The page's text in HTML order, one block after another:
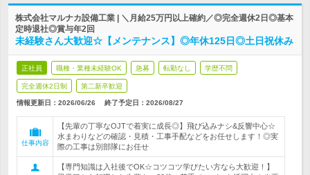
株式会社マルナカ設備工業 | ＼月給25万円以上確約／◎完全週休2日◎基本
定時退社◎賞与年2回
未経験さん大歓迎☆【メンテナンス】◎年休125日◎土日祝休み
正社員 職種・業種未経験OK 急募 転勤なし 学歴不問
完全週休2日制 第二新卒歓迎
情報更新日：2026/06/26 終了予定日： 2026/08/27
仕事内容
【先輩の丁寧なOJTで着実に成長◎】飛び込みナシ&反響中心☆
水まわりなどの確認・見積・工事手配などをお任せします！◎実
際の工事は別部隊にお任せ
【専門知識は入社後でOK☆コツコツ学びたい方なら大歓迎！】